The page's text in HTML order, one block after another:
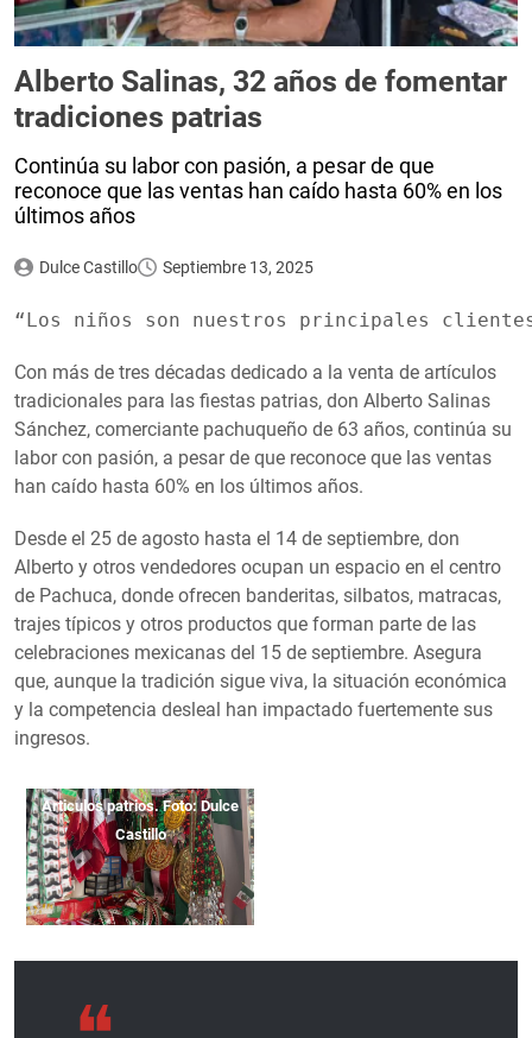
Alberto Salinas, 32 años de fomentar
tradiciones patrias
Continúa su labor con pasión, a pesar de que
reconoce que las ventas han caído hasta 60% en los
últimos años
Dulce Castillo Septiembre 13, 2025
“Los niños son nuestros principales
Con más de tres décadas dedicado a la venta de artículos
tradicionales para las fiestas patrias, don Alberto Salinas
Sánchez, comerciante pachuqueño de 63 años, continúa su
labor con pasión, a pesar de que reconoce que las ventas
han caído hasta 60% en los últimos años.
Desde el 25 de agosto hasta el 14 de septiembre, don
Alberto y otros vendedores ocupan un espacio en el centro
de Pachuca, donde ofrecen banderitas, silbatos, matracas,
trajes típicos y otros productos que forman parte de las
celebraciones mexicanas del 15 de septiembre. Asegura
que, aunque la tradición sigue viva, la situación económica
y la competencia desleal han impactado fuertemente sus
ingresos.
Articulos patrios. Foto: Dulce
Castillo